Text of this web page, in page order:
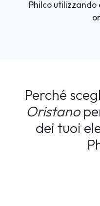
Philco
Perché
Oristano
dei tuoi